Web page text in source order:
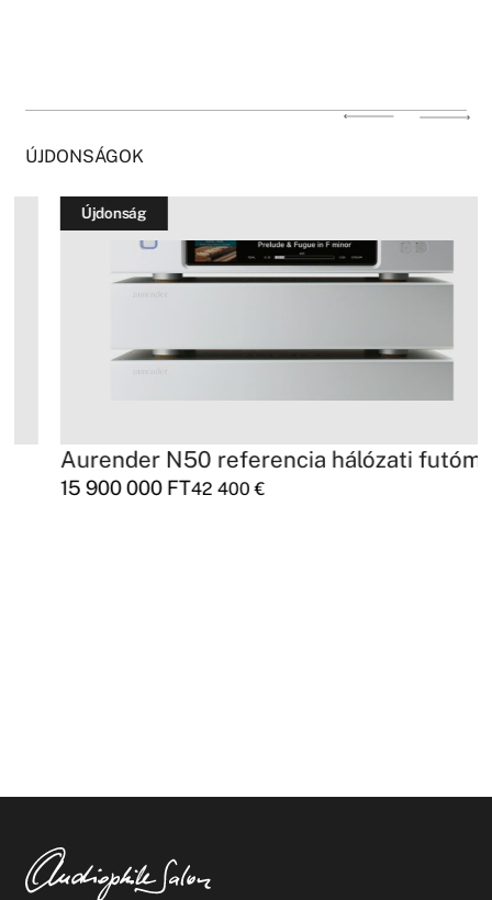
ÚJDONSÁGOK
Újdonság
Aurender N50 referencia hálózati futómű
15 900 000FT42 400€